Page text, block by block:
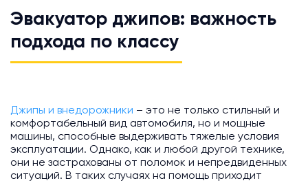
Эвакуатор джипов: важность
подхода по классу
Джипы и внедорожники – это не только стильный и
комфортабельный вид автомобиля, но и мощные
машины, способные выдерживать тяжелые условия
эксплуатации. Однако, как и любой другой технике,
они не застрахованы от поломок и непредвиденных
ситуаций. В таких случаях на помощь приходит